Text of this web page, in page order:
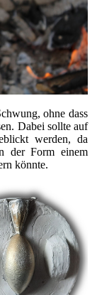
ohne dass
Dabei sollte auf
werden, da
der Form einem
könnte.